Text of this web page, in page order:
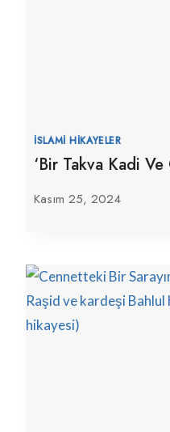
İSLAMI HIKAYELER
‘Bir Takva Kadi
Kasım 25, 2024